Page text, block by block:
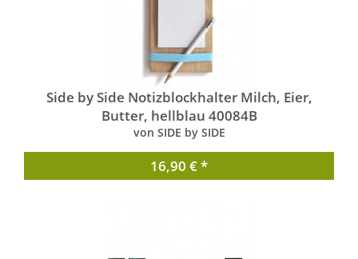
Side by Side Notizblockhalter Milch, Eier,
Butter, hellblau 40084B
von SIDE by SIDE
16,90 € *